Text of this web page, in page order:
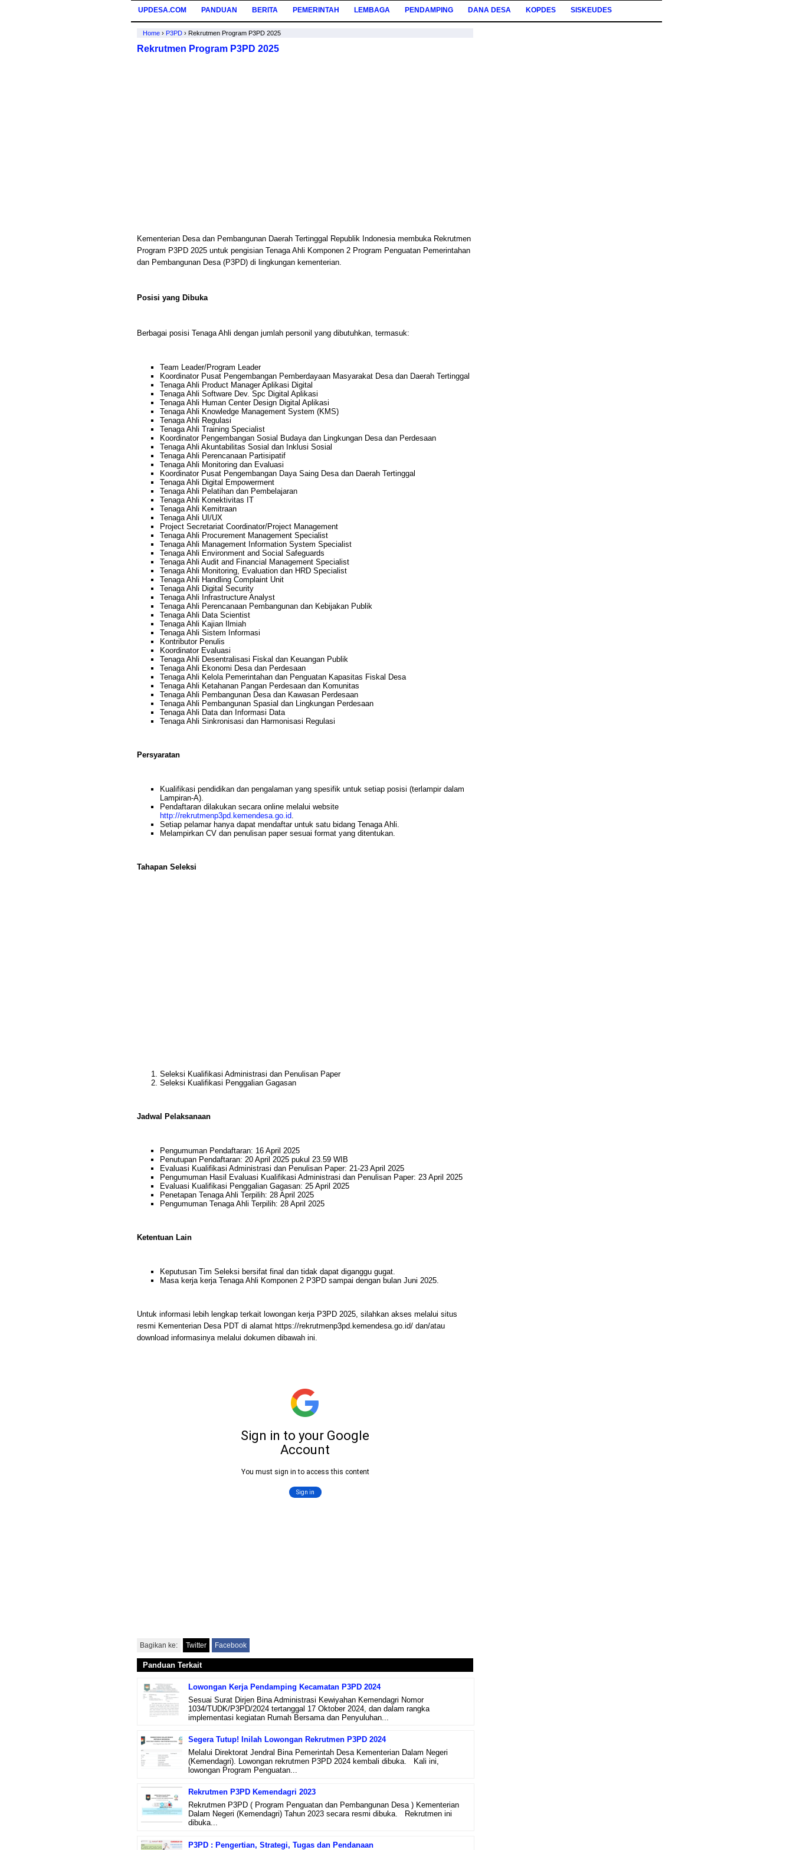
UPDESA.COM PANDUAN BERITA PEMERINTAH LEMBAGA PENDAMPING DANA DESA KOPDES SISKEUDES
Home › P3PD › Rekrutmen Program P3PD 2025
Rekrutmen Program P3PD 2025
Kementerian Desa dan Pembangunan Daerah Tertinggal Republik Indonesia membuka Rekrutmen
Program P3PD 2025 untuk pengisian Tenaga Ahli Komponen 2 Program Penguatan Pemerintahan
dan Pembangunan Desa (P3PD) di lingkungan kementerian.
Posisi yang Dibuka
Berbagai posisi Tenaga Ahli dengan jumlah personil yang dibutuhkan, termasuk:
Team Leader/Program Leader
Koordinator Pusat Pengembangan Pemberdayaan Masyarakat Desa dan Daerah Tertinggal
Tenaga Ahli Product Manager Aplikasi Digital
Tenaga Ahli Software Dev. Spc Digital Aplikasi
Tenaga Ahli Human Center Design Digital Aplikasi
Tenaga Ahli Knowledge Management System (KMS)
Tenaga Ahli Regulasi
Tenaga Ahli Training Specialist
Koordinator Pengembangan Sosial Budaya dan Lingkungan Desa dan Perdesaan
Tenaga Ahli Akuntabilitas Sosial dan Inklusi Sosial
Tenaga Ahli Perencanaan Partisipatif
Tenaga Ahli Monitoring dan Evaluasi
Koordinator Pusat Pengembangan Daya Saing Desa dan Daerah Tertinggal
Tenaga Ahli Digital Empowerment
Tenaga Ahli Pelatihan dan Pembelajaran
Tenaga Ahli Konektivitas IT
Tenaga Ahli Kemitraan
Tenaga Ahli UI/UX
Project Secretariat Coordinator/Project Management
Tenaga Ahli Procurement Management Specialist
Tenaga Ahli Management Information System Specialist
Tenaga Ahli Environment and Social Safeguards
Tenaga Ahli Audit and Financial Management Specialist
Tenaga Ahli Monitoring, Evaluation dan HRD Specialist
Tenaga Ahli Handling Complaint Unit
Tenaga Ahli Digital Security
Tenaga Ahli Infrastructure Analyst
Tenaga Ahli Perencanaan Pembangunan dan Kebijakan Publik
Tenaga Ahli Data Scientist
Tenaga Ahli Kajian Ilmiah
Tenaga Ahli Sistem Informasi
Kontributor Penulis
Koordinator Evaluasi
Tenaga Ahli Desentralisasi Fiskal dan Keuangan Publik
Tenaga Ahli Ekonomi Desa dan Perdesaan
Tenaga Ahli Kelola Pemerintahan dan Penguatan Kapasitas Fiskal Desa
Tenaga Ahli Ketahanan Pangan Perdesaan dan Komunitas
Tenaga Ahli Pembangunan Desa dan Kawasan Perdesaan
Tenaga Ahli Pembangunan Spasial dan Lingkungan Perdesaan
Tenaga Ahli Data dan Informasi Data
Tenaga Ahli Sinkronisasi dan Harmonisasi Regulasi
Persyaratan
Kualifikasi pendidikan dan pengalaman yang spesifik untuk setiap posisi (terlampir dalam
Lampiran-A).
Pendaftaran dilakukan secara online melalui website
http://rekrutmenp3pd.kemendesa.go.id.
Setiap pelamar hanya dapat mendaftar untuk satu bidang Tenaga Ahli.
Melampirkan CV dan penulisan paper sesuai format yang ditentukan.
Tahapan Seleksi
Seleksi Kualifikasi Administrasi dan Penulisan Paper
Seleksi Kualifikasi Penggalian Gagasan
Jadwal Pelaksanaan
Pengumuman Pendaftaran: 16 April 2025
Penutupan Pendaftaran: 20 April 2025 pukul 23.59 WIB
Evaluasi Kualifikasi Administrasi dan Penulisan Paper: 21-23 April 2025
Pengumuman Hasil Evaluasi Kualifikasi Administrasi dan Penulisan Paper: 23 April 2025
Evaluasi Kualifikasi Penggalian Gagasan: 25 April 2025
Penetapan Tenaga Ahli Terpilih: 28 April 2025
Pengumuman Tenaga Ahli Terpilih: 28 April 2025
Ketentuan Lain
Keputusan Tim Seleksi bersifat final dan tidak dapat diganggu gugat.
Masa kerja kerja Tenaga Ahli Komponen 2 P3PD sampai dengan bulan Juni 2025.
Untuk informasi lebih lengkap terkait lowongan kerja P3PD 2025, silahkan akses melalui situs
resmi Kementerian Desa PDT di alamat https://rekrutmenp3pd.kemendesa.go.id/ dan/atau
download informasinya melalui dokumen dibawah ini.
Bagikan ke: Twitter Facebook
Panduan Terkait
Lowongan Kerja Pendamping Kecamatan P3PD 2024
Sesuai Surat Dirjen Bina Administrasi Kewiyahan Kemendagri Nomor
1034/TUDK/P3PD/2024 tertanggal 17 Oktober 2024, dan dalam rangka
implementasi kegiatan Rumah Bersama dan Penyuluhan...
Segera Tutup! Inilah Lowongan Rekrutmen P3PD 2024
Melalui Direktorat Jendral Bina Pemerintah Desa Kementerian Dalam Negeri
(Kemendagri). Lowongan rekrutmen P3PD 2024 kembali dibuka. Kali ini,
lowongan Program Penguatan...
Rekrutmen P3PD Kemendagri 2023
Rekrutmen P3PD ( Program Penguatan dan Pembangunan Desa ) Kementerian
Dalam Negeri (Kemendagri) Tahun 2023 secara resmi dibuka. Rekrutmen ini
dibuka...
P3PD : Pengertian, Strategi, Tugas dan Pendanaan